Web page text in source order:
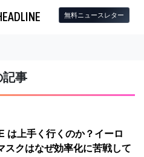
無料ニュースレター
記事
は上手く行くのか？イーロ
スクはなぜ効率化に苦戦して